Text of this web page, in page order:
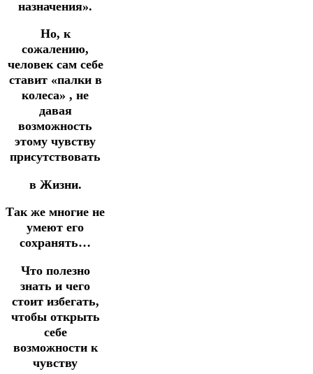
назначения».
Но, к
сожалению,
человек сам себе
ставит «палки в
колеса» , не
давая
возможность
этому чувству
присутствовать
в Жизни.
Так же многие не
умеют его
сохранять…
Что полезно
знать и чего
стоит избегать,
чтобы открыть
себе
возможности к
чувству